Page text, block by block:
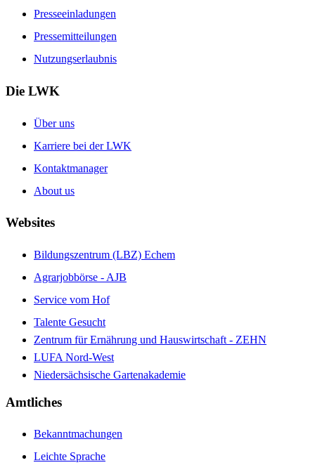
Presseeinladungen
Pressemitteilungen
Nutzungserlaubnis
Die LWK
Über uns
Karriere bei der LWK
Kontaktmanager
About us
Websites
Bildungszentrum (LBZ) Echem
Agrarjobbörse - AJB
Service vom Hof
Talente Gesucht
Zentrum für Ernährung und Hauswirtschaft - ZEHN
LUFA Nord-West
Niedersächsische Gartenakademie
Amtliches
Bekanntmachungen
Leichte Sprache